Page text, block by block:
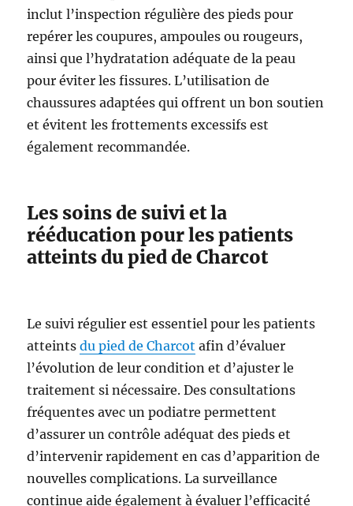
inclut l’inspection régulière des pieds pour
repérer les coupures, ampoules ou rougeurs,
ainsi que l’hydratation adéquate de la peau
pour éviter les fissures. L’utilisation de
chaussures adaptées qui offrent un bon soutien
et évitent les frottements excessifs est
également recommandée.
Les soins de suivi et la
rééducation pour les patients
atteints du pied de Charcot
Le suivi régulier est essentiel pour les patients
atteintsdu pied de Charcot afin d’évaluer
l’évolution de leur condition et d’ajuster le
traitement si nécessaire. Des consultations
fréquentes avec un podiatre permettent
d’assurer un contrôle adéquat des pieds et
d’intervenir rapidement en cas d’apparition de
nouvelles complications. La surveillance
continue aide également à évaluer l’efficacité